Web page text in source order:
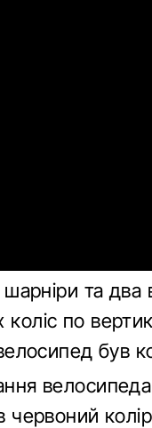
та два
по
був
велосипеда.
червоний